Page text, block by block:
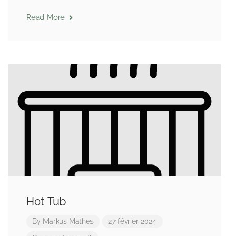
Read More
Hot Tub
By Markus Mathes 27 février 2024